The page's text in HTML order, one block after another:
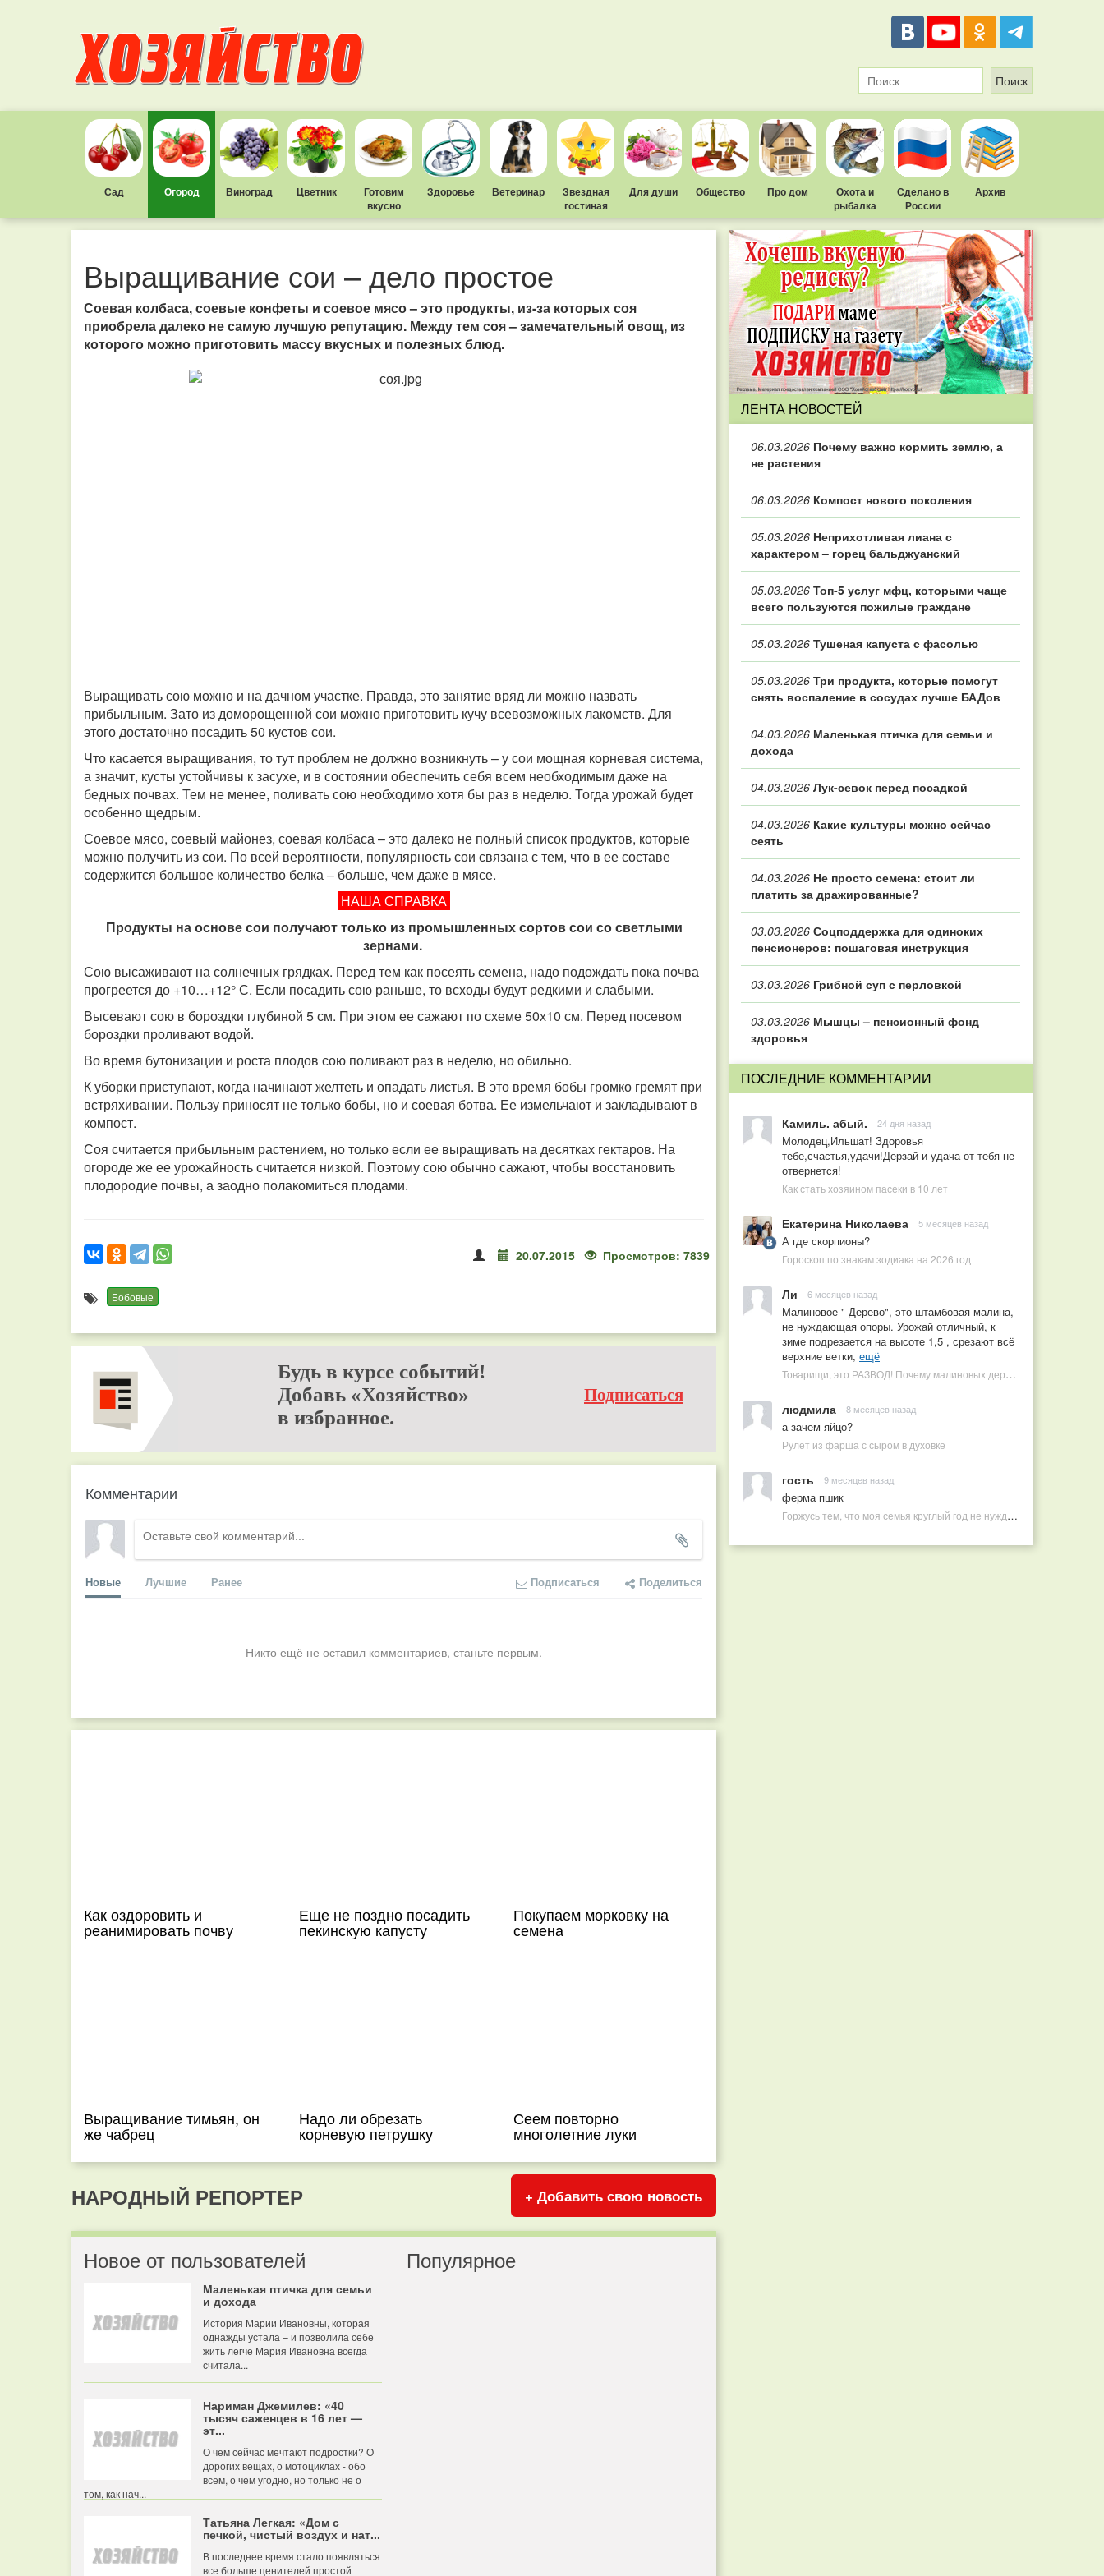
Сад Огород Виноград Цветник
Готовим
вкусно
Здоровье Ветеринар
Звездная
гостиная
Для души Общество Про дом
Охота и
рыбалка
Сделано в
России
Архив
Выращивание сои – дело простое
Соевая колбаса, соевые конфеты и соевое мясо – это продукты, из-за которых соя
приобрела далеко не самую лучшую репутацию. Между тем соя – замечательный овощ, из
которого можно приготовить массу вкусных и полезных блюд.
Выращивать сою можно и на дачном участке. Правда, это занятие вряд ли можно назвать
прибыльным. Зато из доморощенной сои можно приготовить кучу всевозможных лакомств. Для
этого достаточно посадить 50 кустов сои.
Что касается выращивания, то тут проблем не должно возникнуть – у сои мощная корневая система,
а значит, кусты устойчивы к засухе, и в состоянии обеспечить себя всем необходимым даже на
бедных почвах. Тем не менее, поливать сою необходимо хотя бы раз в неделю. Тогда урожай будет
особенно щедрым.
Соевое мясо, соевый майонез, соевая колбаса – это далеко не полный список продуктов, которые
можно получить из сои. По всей вероятности, популярность сои связана с тем, что в ее составе
содержится большое количество белка – больше, чем даже в мясе.
НАША СПРАВКА
Продукты на основе сои получают только из промышленных сортов сои со светлыми
зернами.
Сою высаживают на солнечных грядках. Перед тем как посеять семена, надо подождать пока почва
прогреется до +10…+12° С. Если посадить сою раньше, то всходы будут редкими и слабыми.
Высевают сою в бороздки глубиной 5 см. При этом ее сажают по схеме 50х10 см. Перед посевом
бороздки проливают водой.
Во время бутонизации и роста плодов сою поливают раз в неделю, но обильно.
К уборки приступают, когда начинают желтеть и опадать листья. В это время бобы громко гремят при
встряхивании. Пользу приносят не только бобы, но и соевая ботва. Ее измельчают и закладывают в
компост.
Соя считается прибыльным растением, но только если ее выращивать на десятках гектаров. На
огороде же ее урожайность считается низкой. Поэтому сою обычно сажают, чтобы восстановить
плодородие почвы, а заодно полакомиться плодами.
20.07.2015 Просмотров: 7839
Бобовые
Будь в курсе событий!
Добавь «Хозяйство»
в избранное.
Подписаться
Комментарии
Новые Лучшие Ранее Подписаться Поделиться
Никто ещё не оставил комментариев, станьте первым.
Как оздоровить и
реанимировать почву
Еще не поздно посадить
пекинскую капусту
Покупаем морковку на
семена
Выращивание тимьян, он
же чабрец
Надо ли обрезать
корневую петрушку
Сеем повторно
многолетние луки
НАРОДНЫЙ РЕПОРТЕР + Добавить свою новость
Новое от пользователей
Маленькая птичка для семьи
и дохода
История Марии Ивановны, которая
однажды устала – и позволила себе
жить легче Мария Ивановна всегда
считала...
Нариман Джемилев: «40
тысяч саженцев в 16 лет —
эт...
О чем сейчас мечтают подростки? О
дорогих вещах, о мотоциклах - обо
всем, о чем угодно, но только не о
том, как нач...
Татьяна Легкая: «Дом с
печкой, чистый воздух и нат...
В последнее время стало появляться
все больше ценителей простой
Популярное
ЛЕНТА НОВОСТЕЙ
06.03.2026 Почему важно кормить землю, а
не растения
06.03.2026 Компост нового поколения
05.03.2026 Неприхотливая лиана с
характером – горец бальджуанский
05.03.2026 Топ‑5 услуг мфц, которыми чаще
всего пользуются пожилые граждане
05.03.2026 Тушеная капуста с фасолью
05.03.2026 Три продукта, которые помогут
снять воспаление в сосудах лучше БАДов
04.03.2026 Маленькая птичка для семьи и
дохода
04.03.2026 Лук-севок перед посадкой
04.03.2026 Какие культуры можно сейчас
сеять
04.03.2026 Не просто семена: стоит ли
платить за дражированные?
03.03.2026 Соцподдержка для одиноких
пенсионеров: пошаговая инструкция
03.03.2026 Грибной суп с перловкой
03.03.2026 Мышцы – пенсионный фонд
здоровья
ПОСЛЕДНИЕ КОММЕНТАРИИ
Камиль. абый. 24 дня назад
Молодец,Ильшат! Здоровья
тебе,счастья,удачи!Дерзай и удача от тебя не
отвернется!
Как стать хозяином пасеки в 10 лет
Екатерина Николаева 5 месяцев назад
А где скорпионы?
Гороскоп по знакам зодиака на 2026 год
Ли 6 месяцев назад
Малиновое " Дерево", это штамбовая малина,
не нуждающая опоры. Урожай отличный, к
зиме подрезается на высоте 1,5 , срезают всё
верхние ветки, ещё
Товарищи, это РАЗВОД! Почему малиновых деревьев не бывает, или Как ушлые продавцы наживаются на мечтах садоводов
людмила 8 месяцев назад
а зачем яйцо?
Рулет из фарша с сыром в духовке
гость 9 месяцев назад
ферма пшик
Горжусь тем, что моя семья круглый год не нуждается в покупных витаминах